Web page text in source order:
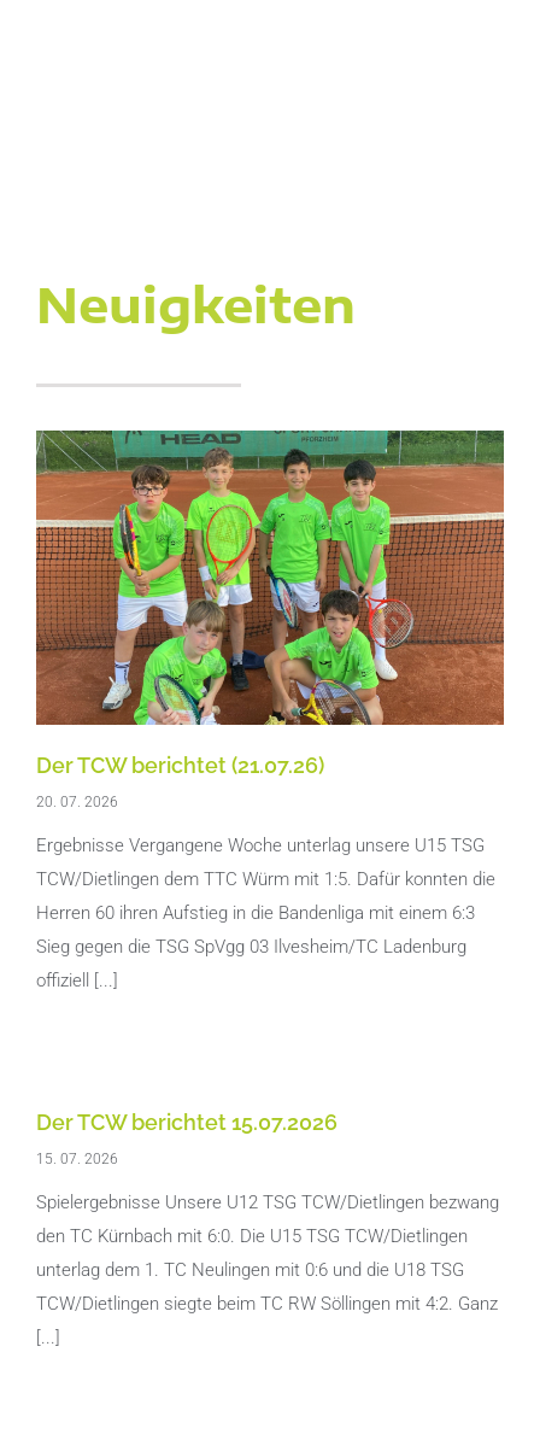
Neuigkeiten
Der TCW berichtet (21.07.26)
20. 07. 2026
Ergebnisse Vergangene Woche unterlag unsere U15 TSG
TCW/Dietlingen dem TTC Würm mit 1:5. Dafür konnten die
Herren 60 ihren Aufstieg in die Bandenliga mit einem 6:3
Sieg gegen die TSG SpVgg 03 Ilvesheim/TC Ladenburg
offiziell [...]
Der TCW berichtet 15.07.2026
15. 07. 2026
Spielergebnisse Unsere U12 TSG TCW/Dietlingen bezwang
den TC Kürnbach mit 6:0. Die U15 TSG TCW/Dietlingen
unterlag dem 1. TC Neulingen mit 0:6 und die U18 TSG
TCW/Dietlingen siegte beim TC RW Söllingen mit 4:2. Ganz
[...]